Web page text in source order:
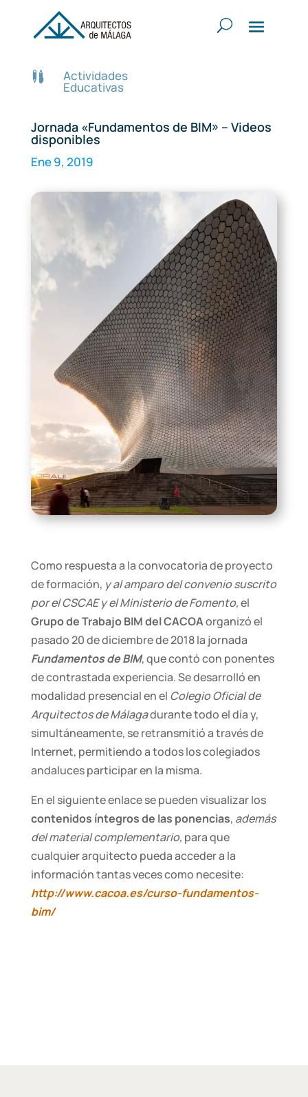
 Actividades
Educativas
Jornada «Fundamentos de BIM» – Videos
disponibles
Ene 9, 2019
Como respuesta a la convocatoria de proyecto
de formación, y al amparo del convenio suscrito
por el CSCAE y el Ministerio de Fomento,el
Grupo de Trabajo BIM del CACOAorganizó el
pasado 20 de diciembre de 2018 la jornada
Fundamentos de BIM, que contó con ponentes
de contrastada experiencia. Se desarrolló en
modalidad presencial en el Colegio Oficial de
Arquitectos de Málagadurante todo el día y,
simultáneamente, se retransmitió a través de
Internet, permitiendo a todos los colegiados
andaluces participar en la misma.
En el siguiente enlace se pueden visualizar los
contenidos íntegros de las ponencias, además
del material complementario, para que
cualquier arquitecto pueda acceder a la
información tantas veces como necesite:
http://www.cacoa.es/curso-fundamentos-
bim/